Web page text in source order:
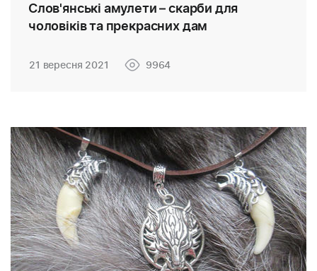
Слов'янські амулети – скарби для
чоловіків та прекрасних дам
21 вересня 2021 9964